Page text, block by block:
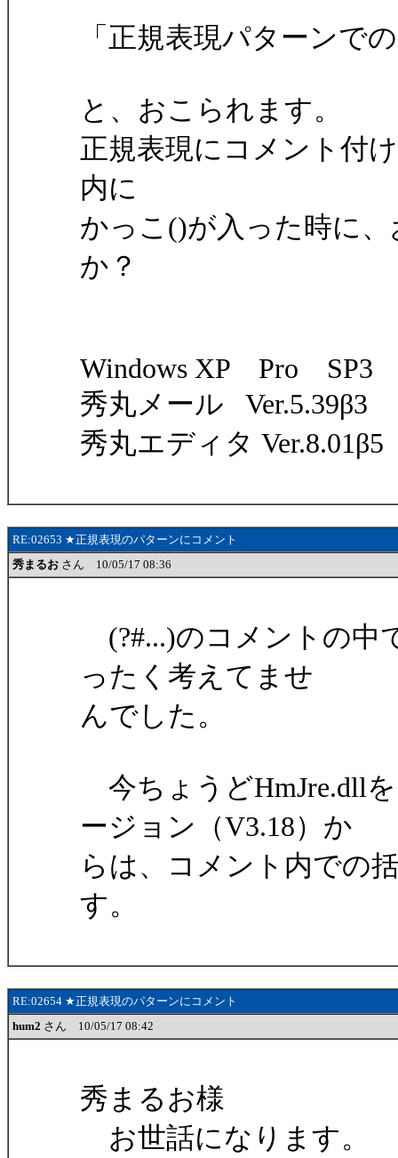
「正規表現パターンで
と、おこられます。
正規表現にコメント付
内に
かっこ()が入った時に
か？
Windows XP Pro SP3
秀丸メール Ver.5.39β3
秀丸エディタ Ver.8.01β5
RE:02653 ★正規表現のパターンにコメント
秀まるお さん 10/05/17 08:36
(?#...)のコメントの中
ったく考えてませ
んでした。
今ちょうどHmJre.dll
ージョン（V3.18）か
らは、コメント内での
す。
RE:02654 ★正規表現のパターンにコメント
hum2 さん 10/05/17 08:42
秀まるお様
お世話になります。